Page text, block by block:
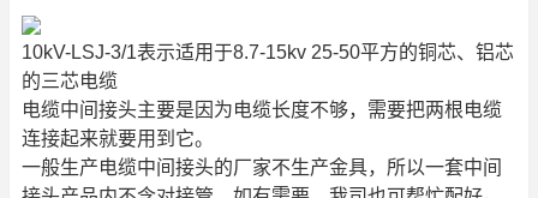
10kV-LSJ-3/1表示适用于8.7-15kv 25-50平方的铜芯、铝芯
的三芯电缆
电缆中间接头主要是因为电缆长度不够，需要把两根电缆
连接起来就要用到它。
一般生产电缆中间接头的厂家不生产金具，所以一套中间